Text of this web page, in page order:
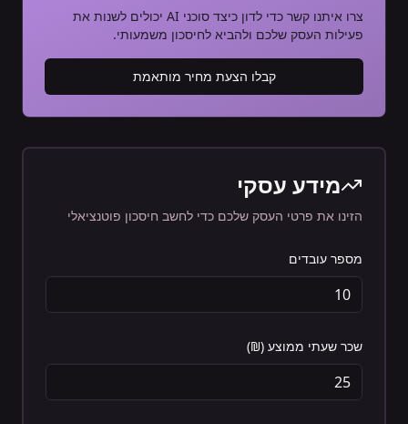
צרו איתנו קשר כדי לדון כיצד סוכני AI יכולים לשנות את
פעילות העסק שלכם ולהביא לחיסכון משמעותי.
קבלו הצעת מחיר מותאמת
מידע עסקי
הזינו את פרטי העסק שלכם כדי לחשב חיסכון פוטנציאלי
מספר עובדים
שכר שעתי ממוצע (₪)